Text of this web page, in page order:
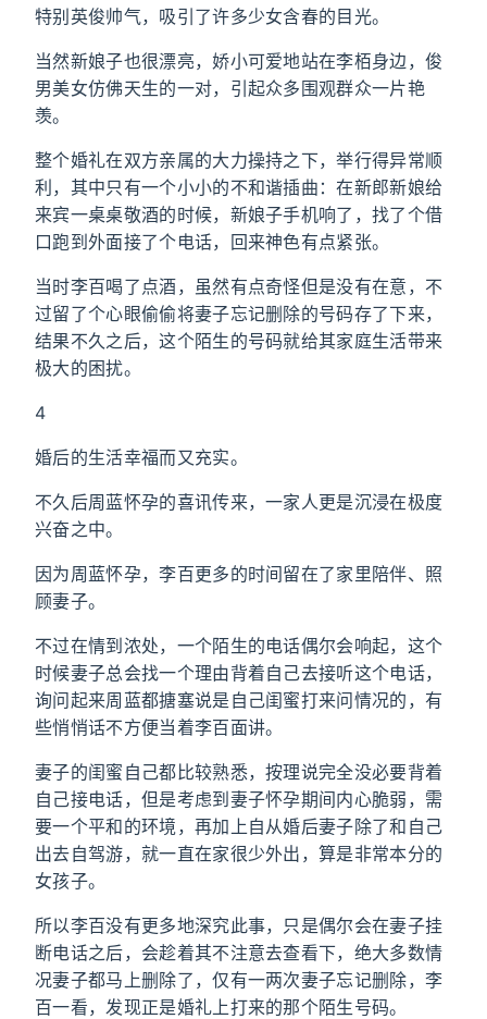
特别英俊帅气，吸引了许多少女含春的目光。
当然新娘子也很漂亮，娇小可爱地站在李栢身边，俊
男美女仿佛天生的一对，引起众多围观群众一片艳
羡。
整个婚礼在双方亲属的大力操持之下，举行得异常顺
利，其中只有一个小小的不和谐插曲：在新郎新娘给
来宾一桌桌敬酒的时候，新娘子手机响了，找了个借
口跑到外面接了个电话，回来神色有点紧张。
当时李百喝了点酒，虽然有点奇怪但是没有在意，不
过留了个心眼偷偷将妻子忘记删除的号码存了下来，
结果不久之后，这个陌生的号码就给其家庭生活带来
极大的困扰。
4
婚后的生活幸福而又充实。
不久后周蓝怀孕的喜讯传来，一家人更是沉浸在极度
兴奋之中。
因为周蓝怀孕，李百更多的时间留在了家里陪伴、照
顾妻子。
不过在情到浓处，一个陌生的电话偶尔会响起，这个
时候妻子总会找一个理由背着自己去接听这个电话，
询问起来周蓝都搪塞说是自己闺蜜打来问情况的，有
些悄悄话不方便当着李百面讲。
妻子的闺蜜自己都比较熟悉，按理说完全没必要背着
自己接电话，但是考虑到妻子怀孕期间内心脆弱，需
要一个平和的环境，再加上自从婚后妻子除了和自己
出去自驾游，就一直在家很少外出，算是非常本分的
女孩子。
所以李百没有更多地深究此事，只是偶尔会在妻子挂
断电话之后，会趁着其不注意去查看下，绝大多数情
况妻子都马上删除了，仅有一两次妻子忘记删除，李
百一看，发现正是婚礼上打来的那个陌生号码。